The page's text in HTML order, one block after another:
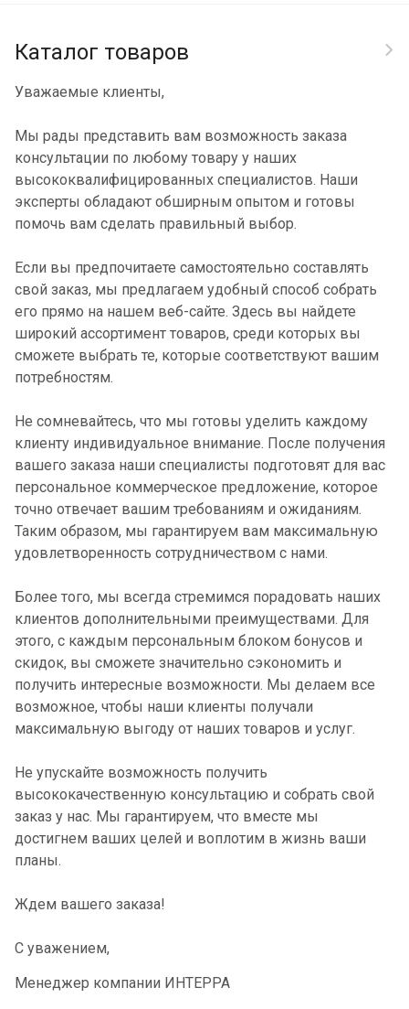
Каталог товаров
Уважаемые клиенты,
Мы рады представить вам возможность заказа
консультации по любому товару у наших
высококвалифицированных специалистов. Наши
эксперты обладают обширным опытом и готовы
помочь вам сделать правильный выбор.
Если вы предпочитаете самостоятельно составлять
свой заказ, мы предлагаем удобный способ собрать
его прямо на нашем веб-сайте. Здесь вы найдете
широкий ассортимент товаров, среди которых вы
сможете выбрать те, которые соответствуют вашим
потребностям.
Не сомневайтесь, что мы готовы уделить каждому
клиенту индивидуальное внимание. После получения
вашего заказа наши специалисты подготовят для вас
персональное коммерческое предложение, которое
точно отвечает вашим требованиям и ожиданиям.
Таким образом, мы гарантируем вам максимальную
удовлетворенность сотрудничеством с нами.
Более того, мы всегда стремимся порадовать наших
клиентов дополнительными преимуществами. Для
этого, с каждым персональным блоком бонусов и
скидок, вы сможете значительно сэкономить и
получить интересные возможности. Мы делаем все
возможное, чтобы наши клиенты получали
максимальную выгоду от наших товаров и услуг.
Не упускайте возможность получить
высококачественную консультацию и собрать свой
заказ у нас. Мы гарантируем, что вместе мы
достигнем ваших целей и воплотим в жизнь ваши
планы.
Ждем вашего заказа!
С уважением,
Менеджер компании ИНТЕРРА